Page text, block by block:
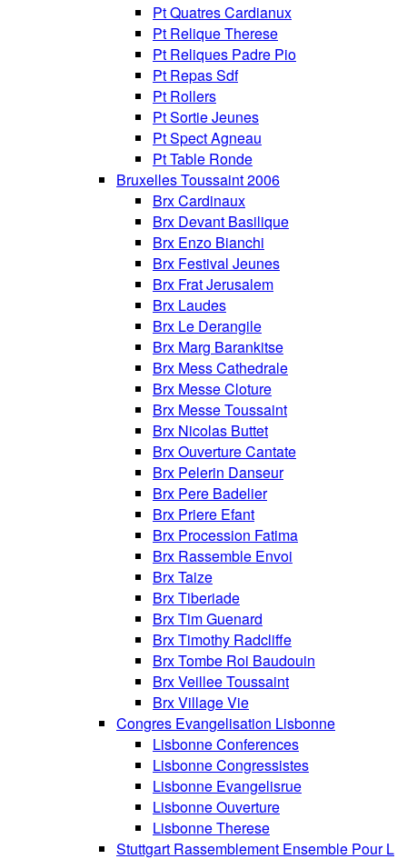
Pt Quatres Cardianux
Pt Relique Therese
Pt Reliques Padre Pio
Pt Repas Sdf
Pt Rollers
Pt Sortie Jeunes
Pt Spect Agneau
Pt Table Ronde
Bruxelles Toussaint 2006
Brx Cardinaux
Brx Devant Basilique
Brx Enzo Bianchi
Brx Festival Jeunes
Brx Frat Jerusalem
Brx Laudes
Brx Le Derangile
Brx Marg Barankitse
Brx Mess Cathedrale
Brx Messe Cloture
Brx Messe Toussaint
Brx Nicolas Buttet
Brx Ouverture Cantate
Brx Pelerin Danseur
Brx Pere Badelier
Brx Priere Efant
Brx Procession Fatima
Brx Rassemble Envoi
Brx Taize
Brx Tiberiade
Brx Tim Guenard
Brx Timothy Radcliffe
Brx Tombe Roi Baudouin
Brx Veillee Toussaint
Brx Village Vie
Congres Evangelisation Lisbonne
Lisbonne Conferences
Lisbonne Congressistes
Lisbonne Evangelisrue
Lisbonne Ouverture
Lisbonne Therese
Stuttgart Rassemblement Ensemble Pour L